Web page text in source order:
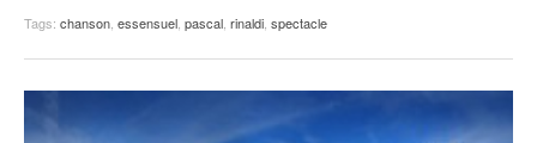
Tags: chanson, essensuel, pascal, rinaldi, spectacle